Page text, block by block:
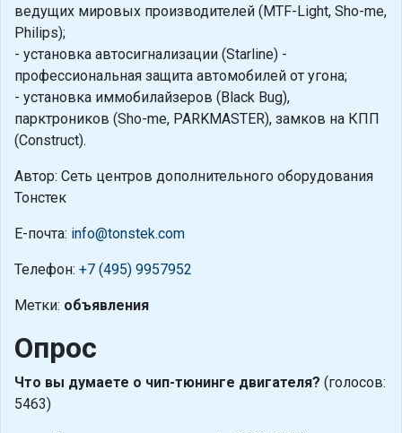
ведущих мировых производителей (MTF-Light, Sho-me,
Philips);
- установка автосигнализации (Starline) -
профессиональная защита автомобилей от угона;
- установка иммобилайзеров (Black Bug),
парктроников (Sho-me, PARKMASTER), замков на КПП
(Construct).
Автор: Сеть центров дополнительного оборудования
Тонстек
Е-почта: info@tonstek.com
Телефон: +7 (495) 9957952
Метки: объявления
Опрос
Что вы думаете о чип-тюнинге двигателя? (голосов:
5463)